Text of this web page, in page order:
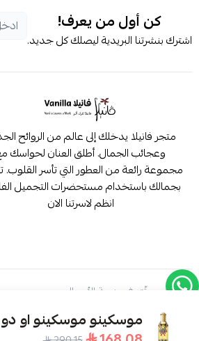
موسكينو موسكينو او دو
كن أول من يعرف!
اشترك بنشرتنا البريدية ليصلك كل جديد.
متجر فانيلا يدخلك إلى عالم من الروائح
وعجائب الجمال. أطلق العنان لحواسك
مجموعة رائعة من العطور التي تأسر القلوب.
بجمالك باستخدام مستحضرات التجميل
انظم لاسرتنا الان
موثّق في منصة الأعمال